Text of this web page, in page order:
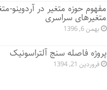
مفهوم حوزه متغیر در آردوینو-
متغیرهای سراسری
بهمن 6, 1396
پروژه فاصله سنج آلتراسونیک
فروردین 21, 1394